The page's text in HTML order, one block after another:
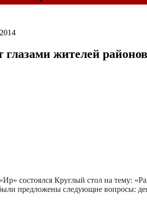
глазами жителей
состоялся Круглый стол на тему:
предложены следующие вопросы: